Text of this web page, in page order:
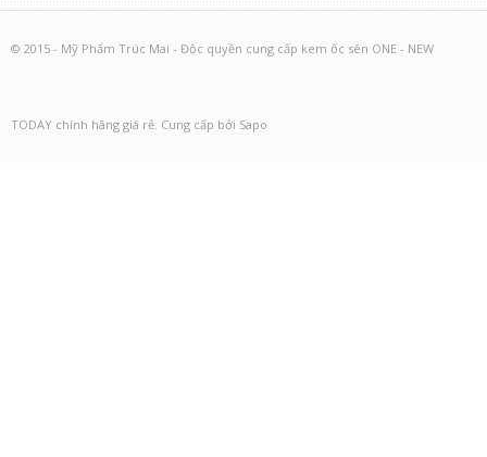
© 2015 - Mỹ Phẩm Trúc Mai - Độc quyền cung cấp kem ốc sên ONE - NEW
TODAY chính hãng giá rẻ. Cung cấp bởi Sapo